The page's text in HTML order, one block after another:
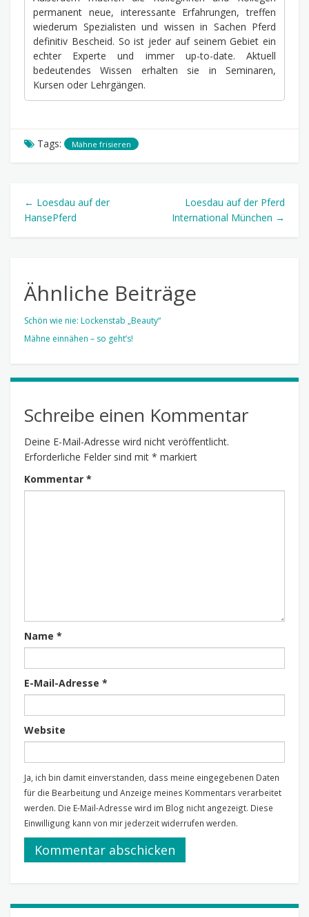
permanent neue, interessante Erfahrungen, treffen
wiederum Spezialisten und wissen in Sachen Pferd
definitiv Bescheid. So ist jeder auf seinem Gebiet ein
echter Experte und immer up-to-date. Aktuell
bedeutendes Wissen erhalten sie in Seminaren,
Kursen oder Lehrgängen.
Tags: Mähne frisieren
← Loesdau auf der
HansePferd
Loesdau auf der Pferd
International München →
Ähnliche Beiträge
Schön wie nie: Lockenstab „Beauty“
Mähne einnähen – so geht’s!
Schreibe einen Kommentar
Deine E-Mail-Adresse wird nicht veröffentlicht.
Erforderliche Felder sind mit * markiert
Kommentar *
Name *
E-Mail-Adresse *
Website
Ja, ich bin damit einverstanden, dass meine eingegebenen Daten
für die Bearbeitung und Anzeige meines Kommentars verarbeitet
werden. Die E-Mail-Adresse wird im Blog nicht angezeigt. Diese
Einwilligung kann von mir jederzeit widerrufen werden.